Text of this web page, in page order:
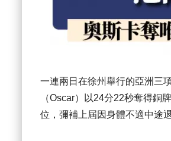
一連兩日在徐州舉行的亞洲三
（Oscar）以24分22秒奪得銅
位，彌補上屆因身體不適中途